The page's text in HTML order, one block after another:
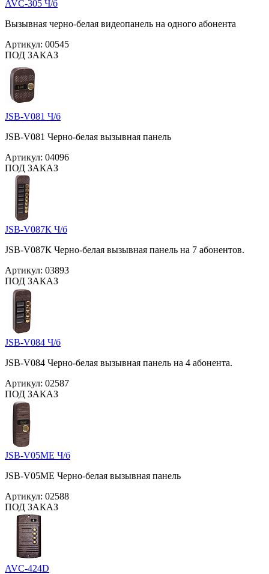
AVC-305 Ч/б
Вызывная черно-белая видеопанель на одного абонента
Артикул: 00545
ПОД ЗАКАЗ
JSB-V081 Ч/б
JSB-V081 Черно-белая вызывная панель
Артикул: 04096
ПОД ЗАКАЗ
JSB-V087К Ч/б
JSB-V087К Черно-белая вызывная панель на 7 абонентов.
Артикул: 03893
ПОД ЗАКАЗ
JSB-V084 Ч/б
JSB-V084 Черно-белая вызывная панель на 4 абонента.
Артикул: 02587
ПОД ЗАКАЗ
JSB-V05ME Ч/б
JSB-V05ME Черно-белая вызывная панель
Артикул: 02588
ПОД ЗАКАЗ
AVC-424D